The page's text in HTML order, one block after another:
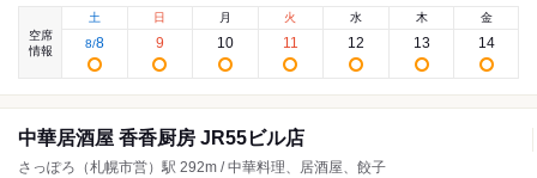
空席
情報
土
8/8
日
9
月
10
火
11
水
12
木
13
金
14
中華居酒屋 香香厨房 JR55ビル店
さっぽろ（札幌市営）駅 292m / 中華料理、居酒屋、餃子